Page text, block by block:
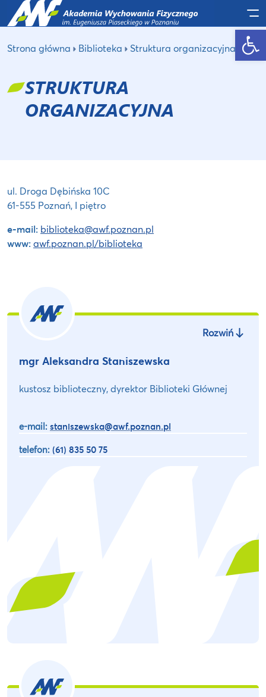
Otwórz pasek narzędzi
Strona główna Biblioteka Struktura organizacyjna
STRUKTURA
ORGANIZACYJNA
ul. Droga Dębińska 10C
61-555 Poznań, I piętro
e-mail: biblioteka@awf.poznan.pl
www:awf.poznan.pl/biblioteka
mgr Aleksandra Staniszewska
kustosz biblioteczny, dyrektor Biblioteki Głównej
e-mail: staniszewska@awf.poznan.pl
telefon: (61) 835 50 75
Rozwiń